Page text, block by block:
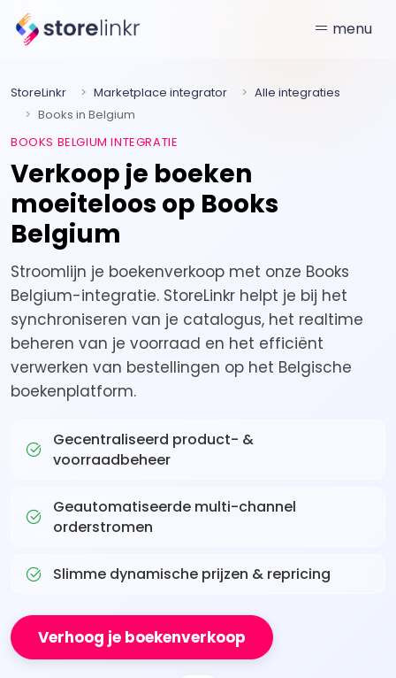
menu
StoreLinkr Marketplace integrator
Alle integraties
Books in Belgium
BOOKS BELGIUM INTEGRATIE
Verkoop je boeken
moeiteloos op Books
Belgium
Stroomlijn je boekenverkoop met onze Books
Belgium-integratie. StoreLinkr helpt je bij het
synchroniseren van je catalogus, het realtime
beheren van je voorraad en het efficiënt
verwerken van bestellingen op het Belgische
boekenplatform.
Gecentraliseerd product- &
voorraadbeheer
Geautomatiseerde multi-channel
orderstromen
Slimme dynamische prijzen & repricing
Verhoog je boekenverkoop